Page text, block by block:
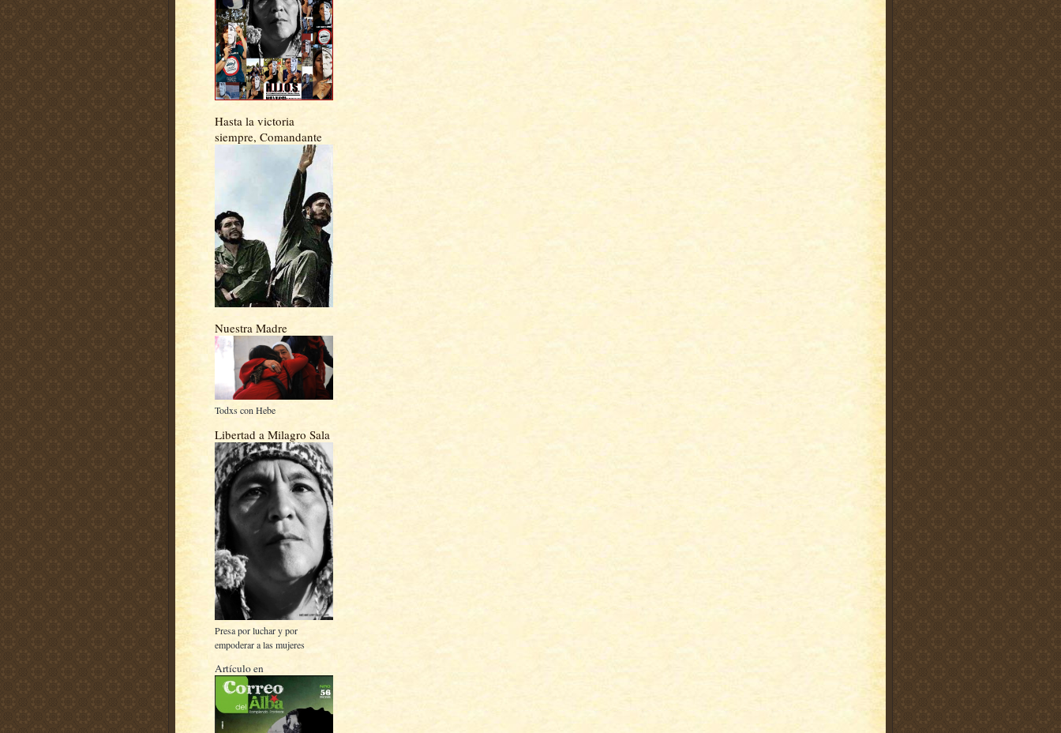
Hasta la victoria
siempre, Comandante
Nuestra Madre
Todxs con Hebe
Libertad a Milagro Sala
Presa por luchar y por
empoderar a las mujeres
Artículo en